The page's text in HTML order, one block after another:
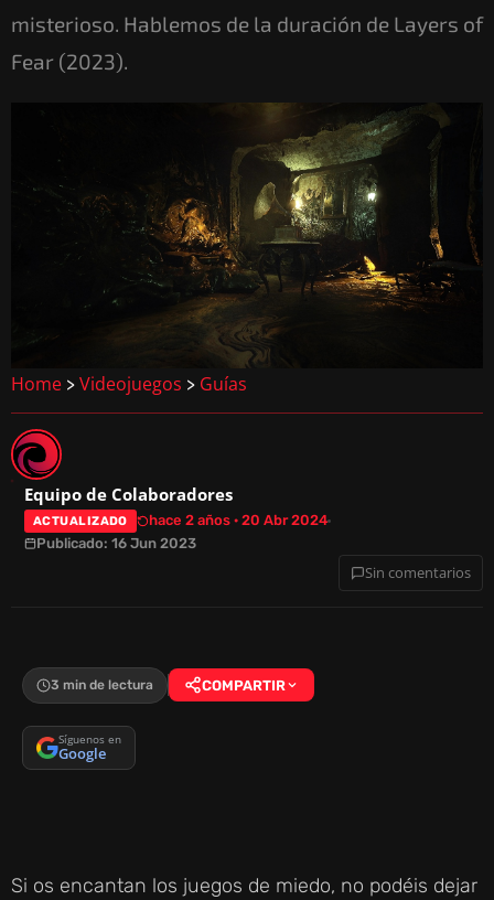
misterioso. Hablemos de la duración de Layers of
Fear (2023).
Home > Videojuegos > Guías
Equipo de Colaboradores
ACTUALIZADO
hace 2 años · 20 Abr 2024
Publicado: 16 Jun 2023
Sin comentarios
3 min de lectura COMPARTIR
Síguenos en
Google
Si os encantan los juegos de miedo, no podéis dejar